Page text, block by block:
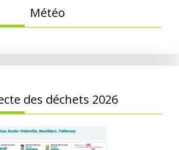
Météo
des déchets 2026